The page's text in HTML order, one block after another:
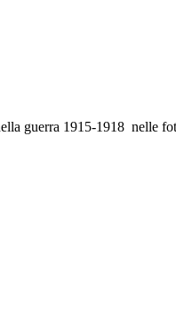
guerra 1915-1918 nelle